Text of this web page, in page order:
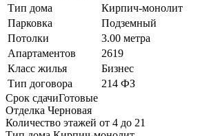
Тип дома
Кирпич-монолит
Парковка
Подземный
Потолки
3.00 метра
Апартаментов
2619
Класс жилья
Бизнес
Тип договора
214 ФЗ
Срок сдачиГотовые
Отделка Черновая
Количество этажей от 4 до 21